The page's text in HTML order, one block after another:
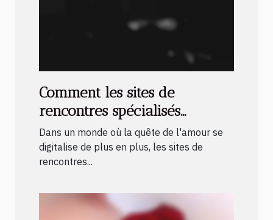
Comment les sites de
rencontres spécialisés
favorisent l'amour sans
complexes
Dans un monde où la quête de l'amour se
digitalise de plus en plus, les sites de
rencontres...